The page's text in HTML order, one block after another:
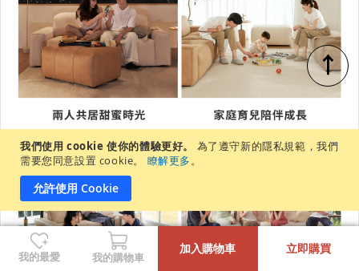
我們使用 cookie 使你的體驗更好。
為了遵守新的隱私規範，我們
需要您同意設置 cookie。
瞭解更多。
允許使用 Cookie
↑
我的最愛 我的購物車
加入購物車 立即購買
+
-